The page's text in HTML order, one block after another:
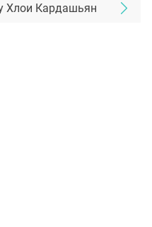
Хлои Кардашьян